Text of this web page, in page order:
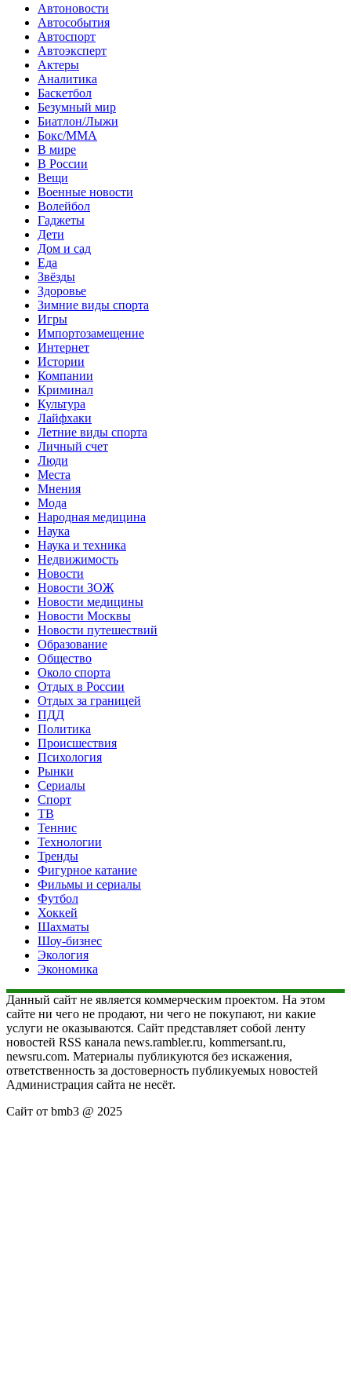
Автоновости
Автособытия
Автоспорт
Автоэксперт
Актеры
Аналитика
Баскетбол
Безумный мир
Биатлон/Лыжи
Бокс/MMA
В мире
В России
Вещи
Военные новости
Волейбол
Гаджеты
Дети
Дом и сад
Еда
Звёзды
Здоровье
Зимние виды спорта
Игры
Импортозамещение
Интернет
Истории
Компании
Криминал
Культура
Лайфхаки
Летние виды спорта
Личный счет
Люди
Места
Мнения
Мода
Народная медицина
Наука
Наука и техника
Недвижимость
Новости
Новости ЗОЖ
Новости медицины
Новости Москвы
Новости путешествий
Образование
Общество
Около спорта
Отдых в России
Отдых за границей
ПДД
Политика
Происшествия
Психология
Рынки
Сериалы
Спорт
ТВ
Теннис
Технологии
Тренды
Фигурное катание
Фильмы и сериалы
Футбол
Хоккей
Шахматы
Шоу-бизнес
Экология
Экономика
Данный сайт не является коммерческим проектом. На этом
сайте ни чего не продают, ни чего не покупают, ни какие
услуги не оказываются. Сайт представляет собой ленту
новостей RSS канала news.rambler.ru, kommersant.ru,
newsru.com. Материалы публикуются без искажения,
ответственность за достоверность публикуемых новостей
Администрация сайта не несёт.
Сайт от bmb3 @ 2025